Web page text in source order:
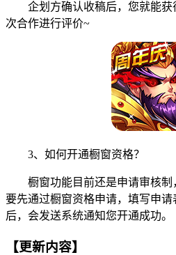
企划方确认收稿后，您就能获
次合作进行评价~
3、如何开通橱窗资格？
橱窗功能目前还是申请审核制
要先通过橱窗资格申请，填写申
后，会发送系统通知您开通成功。
【更新内容】